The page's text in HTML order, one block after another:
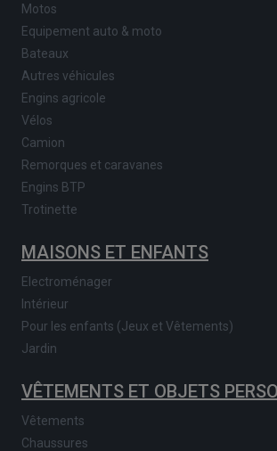
Motos
Equipement auto & moto
Bateaux
Autres véhicules
Engins agricole
Vélos
Camion
Remorques et caravanes
Engins BTP
Trotinette
MAISONS ET ENFANTS
Electroménager
Intérieur
Pour les enfants (Jeux et Vêtements)
Jardin
VÊTEMENTS ET OBJETS
Vêtements
Chaussures